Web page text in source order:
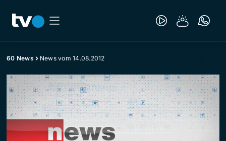
60 News News vom 14.08.2012